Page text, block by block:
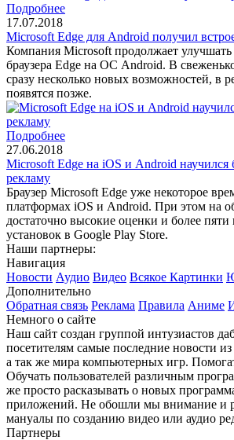
Подробнее
17.07.2018
Microsoft Edge для Android получил
Компания Microsoft продолжает
браузера Edge на ОС Android. В
сразу несколько новых возможностей, в
появятся позже.
Подробнее
27.06.2018
Microsoft Edge на iOS и Android научился
рекламу
Браузер Microsoft Edge уже некоторое
платформах iOS и Android. При этом на
достаточно высокие оценки и более
установок в Google Play Store.
Наши партнеры:
Навигация
Новости Аудио Видео Всякое Картинки
Дополнительно
Обратная связь Реклама Правила Аниме
Немного о сайте
Наш сайт создан группой интузиастов
посетителям самые последние новости
а так же мира компьютерных игр.
Обучать пользователей различным
же просто расказывать о новых
приложений. Не обошли мы внимание и
мануалы по созданию видео или аудио
Партнеры